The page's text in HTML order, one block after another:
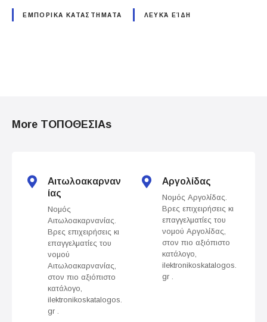
ΕΜΠΟΡΙΚΑ ΚΑΤΑΣΤΗΜΑΤΑ ΛΕΥΚΆ ΕΊΔΗ
More ΤΟΠΟΘΕΣΙΑs
Αιτωλοακαρναν
ίας
Νομός
Αιτωλοακαρνανίας.
Βρες επιχειρήσεις κι
επαγγελματίες του
νομού
Αιτωλοακαρνανίας,
στον πιο αξιόπιστο
κατάλογο,
ilektronikoskatalogos.
gr .
Αργολίδας
Νομός Αργολίδας.
Βρες επιχειρήσεις κι
επαγγελματίες του
νομού Αργολίδας,
στον πιο αξιόπιστο
κατάλογο,
ilektronikoskatalogos.
gr .